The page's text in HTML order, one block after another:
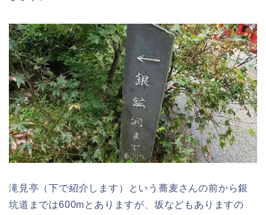
滝見亭（下で紹介します）という蕎麦さんの前から銀
坑道までは600mとありますが、坂などもありますの